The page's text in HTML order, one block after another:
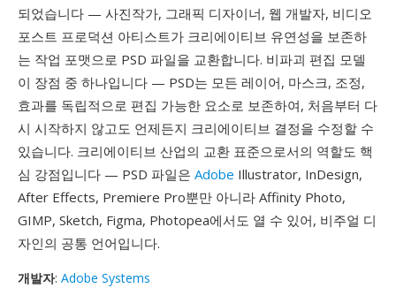
되었습니다 — 사진작가, 그래픽 디자이너, 웹 개발자, 비디오
포스트 프로덕션 아티스트가 크리에이티브 유연성을 보존하
는 작업 포맷으로 PSD 파일을 교환합니다. 비파괴 편집 모델
이 장점 중 하나입니다 — PSD는 모든 레이어, 마스크, 조정,
효과를 독립적으로 편집 가능한 요소로 보존하여, 처음부터 다
시 시작하지 않고도 언제든지 크리에이티브 결정을 수정할 수
있습니다. 크리에이티브 산업의 교환 표준으로서의 역할도 핵
심 강점입니다 — PSD 파일은 Adobe Illustrator, InDesign,
After Effects, Premiere Pro뿐만 아니라 Affinity Photo,
GIMP, Sketch, Figma, Photopea에서도 열 수 있어, 비주얼 디
자인의 공통 언어입니다.
개발자: Adobe Systems